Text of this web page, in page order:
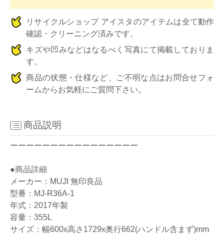
リサイクルショップ アイスタのアイテムは全て動作
確認・クリーニング済みです。
キズや凹みなどはなるべく写真にて掲載しておりま
す。
商品の状態・仕様など、ご不明な点はお問合せフォ
ームからお気軽にご質問下さい。
商品説明
ーーーーーーーーーーーーーーーー
●商品詳細
メーカー：MUJI 無印良品
型番：MJ-R36A-1
年式：2017年製
容量：355L
サイズ：幅600x高さ1729x奥行662(ハンドル含まず)mm